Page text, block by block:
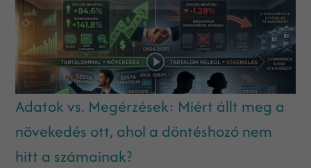
Adatok vs. Megérzések: Miért állt meg a
növekedés ott, ahol a döntéshozó nem
hitt a számainak?